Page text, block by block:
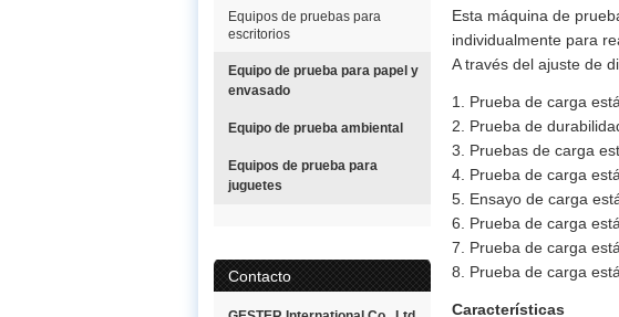
Equipos de pruebas para
escritorios
Equipo de prueba para papel y
envasado
Equipo de prueba ambiental
Equipos de prueba para
juguetes
Contacto
Esta máquina de
individualmente para
A través del ajuste de
1. Prueba de carga
2. Prueba de
3. Pruebas de carga
4. Prueba de carga
5. Ensayo de carga
6. Prueba de carga
7. Prueba de carga
8. Prueba de carga
Características